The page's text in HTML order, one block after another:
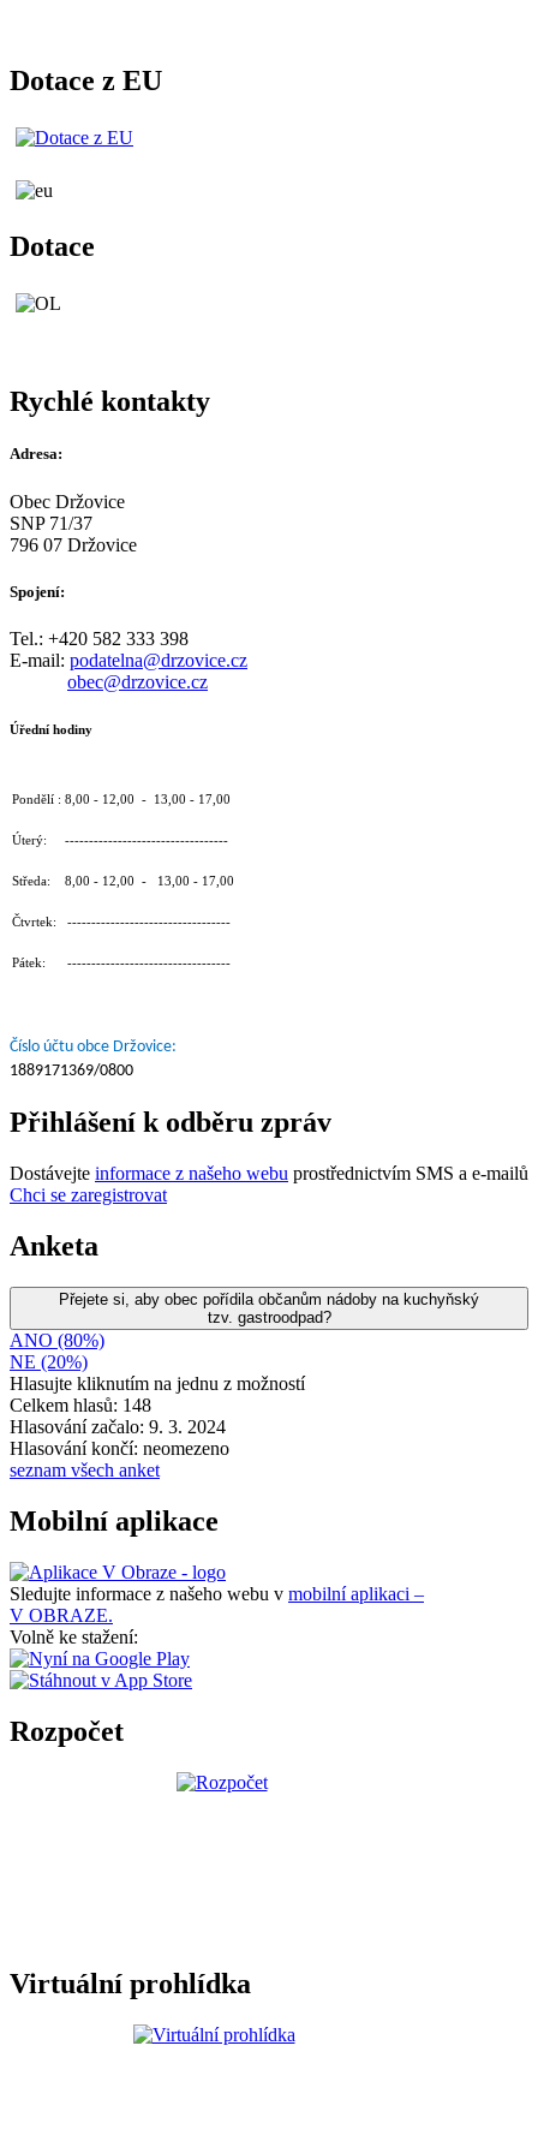
Dotace z EU
Dotace
Rychlé kontakty
Adresa:
Obec Držovice
SNP 71/37
796 07 Držovice
Spojení:
Tel.: +420 582 333 398
E-mail: podatelna@drzovice.cz
obec@drzovice.cz
Úřední hodiny
Pondělí : 8,00 - 12,00 - 13,00 - 17,00
Úterý: ----------------------------------
Středa: 8,00 - 12,00 - 13,00 - 17,00
Čtvrtek: ----------------------------------
Pátek: ----------------------------------
Číslo účtu obce Držovice:
1889171369/0800
Přihlášení k odběru zpráv
Dostávejte informace z našeho webu prostřednictvím SMS a e-mailů
Chci se zaregistrovat
Anketa
Přejete si, aby obec pořídila občanům nádoby na kuchyňský
tzv. gastroodpad?
ANO (80%)
NE (20%)
Hlasujte kliknutím na jednu z možností
Celkem hlasů: 148
Hlasování začalo: 9. 3. 2024
Hlasování končí: neomezeno
seznam všech anket
Mobilní aplikace
Sledujte informace z našeho webu v mobilní aplikaci –
V OBRAZE.
Volně ke stažení:
Rozpočet
Virtuální prohlídka